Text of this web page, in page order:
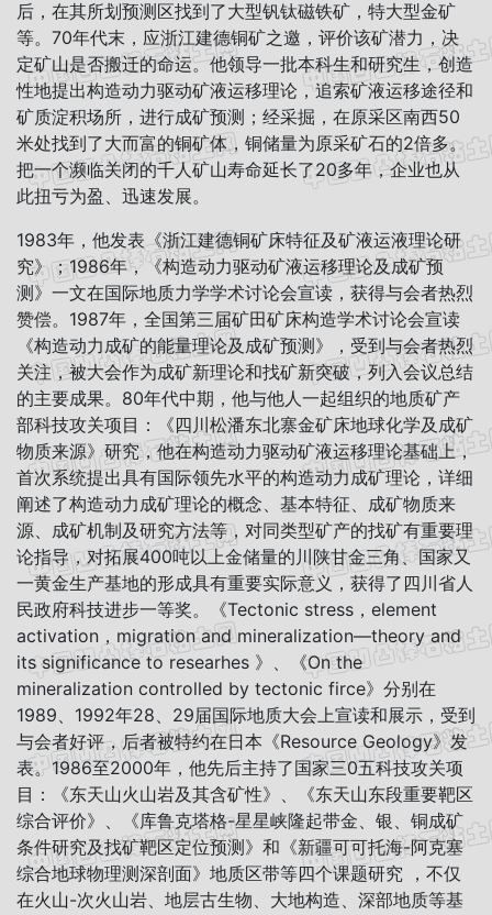
后，在其所划预测区找到了大型钒钛磁铁矿，特大型金矿
等。70年代末，应浙江建德铜矿之邀，评价该矿潜力，决
定矿山是否搬迁的命运。他领导一批本科生和研究生，创造
性地提出构造动力驱动矿液运移理论，追索矿液运移途径和
矿质淀积场所，进行成矿预测；经采掘，在原采区南西50
米处找到了大而富的铜矿体，铜储量为原采矿石的2倍多。
把一个濒临关闭的千人矿山寿命延长了20多年，企业也从
此扭亏为盈、迅速发展。
1983年，他发表《浙江建德铜矿床特征及矿液运液理论研
究》；1986年，《构造动力驱动矿液运移理论及成矿预
测》一文在国际地质力学学术讨论会宣读，获得与会者热烈
赞偿。1987年，全国第三届矿田矿床构造学术讨论会宣读
《构造动力成矿的能量理论及成矿预测》，受到与会者热烈
关注，被大会作为成矿新理论和找矿新突破，列入会议总结
的主要成果。80年代中期，他与他人一起组织的地质矿产
部科技攻关项目：《四川松潘东北寨金矿床地球化学及成矿
物质来源》研究，他在构造动力驱动矿液运移理论基础上，
首次系统提出具有国际领先水平的构造动力成矿理论，详细
阐述了构造动力成矿理论的概念、基本特征、成矿物质来
源、成矿机制及研究方法等，对同类型矿产的找矿有重要理
论指导，对拓展400吨以上金储量的川陕甘金三角、国家又
一黄金生产基地的形成具有重要实际意义，获得了四川省人
民政府科技进步一等奖。《Tectonic stress，element
activation，migration and mineralization—theory and
its significance to researhes 》、《On the
mineralization controlled by tectonic firce》分别在
1989、1992年28、29届国际地质大会上宣读和展示，受到
与会者好评，后者被特约在日本《Resource Geology》发
表。1986至2000年，他先后主持了国家三0五科技攻关项
目：《东天山火山岩及其含矿性》、《东天山东段重要靶区
综合评价》、《库鲁克塔格-星星峡隆起带金、银、铜成矿
条件研究及找矿靶区定位预测》和《新疆可可托海-阿克塞
综合地球物理测深剖面》地质区带等四个课题研究 ，不仅
在火山-次火山岩、地层古生物、大地构造、深部地质等基